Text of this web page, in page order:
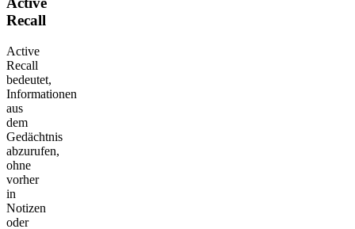
Recall
Active
Recall
bedeutet,
Informationen
aus
dem
Gedächtnis
abzurufen,
ohne
vorher
in
Notizen
oder